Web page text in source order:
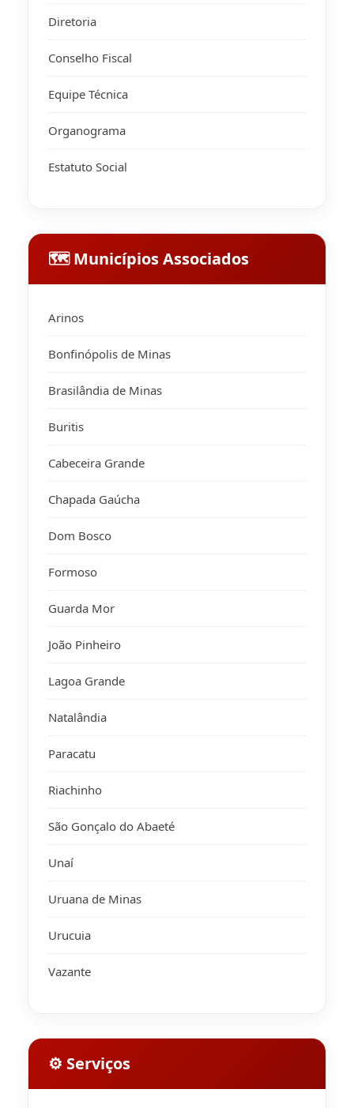
Diretoria
Conselho Fiscal
Equipe Técnica
Organograma
Estatuto Social
🗺 Municípios Associados
Arinos
Bonfinópolis de Minas
Brasilândia de Minas
Buritis
Cabeceira Grande
Chapada Gaúcha
Dom Bosco
Formoso
Guarda Mor
João Pinheiro
Lagoa Grande
Natalândia
Paracatu
Riachinho
São Gonçalo do Abaeté
Unaí
Uruana de Minas
Urucuia
Vazante
⚙ Serviços